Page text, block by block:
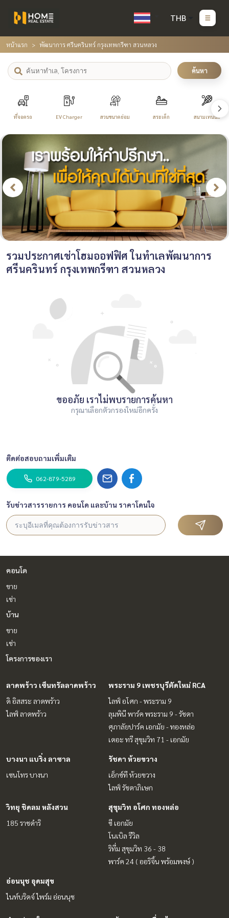
THB
หน้าแรก พัฒนาการ ศรีนครินทร์ กรุงเทพกรีฑา สวนหลวง
ค้นหา
ที่จอดรถ EV Charger สวนขนาดย่อม สระเด็ก สนามเทนนิส
รวมประกาศเช่าโฮมออฟฟิศ ในทำเลพัฒนาการ
ศรีนครินทร์ กรุงเทพกรีฑา สวนหลวง
ขออภัย เราไม่พบรายการค้นหา
กรุณาเลือกตัวกรองใหม่อีกครั้ง
ติดต่อสอบถามเพิ่มเติม
062-879-5289
รับข่าวสารรายการ คอนโด และบ้าน ราคาโดนใจ
คอนโด
ขาย
เช่า
บ้าน
ขาย
เช่า
โครงการของเรา
ลาดพร้าว เซ็นทรัลลาดพร้าว
ดิ อิสสระ ลาดพร้าว
ไลฟ์ ลาดพร้าว
พระราม 9 เพชรบุรีตัดใหม่ RCA
ไลฟ์ อโศก - พระราม 9
ลุมพินี พาร์ค พระราม 9 - รัชดา
ศุภาลัยปาร์ค เอกมัย - ทองหล่อ
เดอะ ทรี สุขุมวิท 71 - เอกมัย
บางนา แบริ่ง ลาซาล
เซนโทร บางนา
รัชดา ห้วยขวาง
เอ็กซ์ที ห้วยขวาง
ไลฟ์ รัชดาภิเษก
วิทยุ ชิดลม หลังสวน
185 ราชดำริ
สุขุมวิท อโศก ทองหล่อ
ซี เอกมัย
โนเบิล รีวิล
ริทึ่ม สุขุมวิท 36 - 38
พาร์ค 24 ( ออริจิ้น พร้อมพงษ์ )
อ่อนนุช อุดมสุข
ไนท์บริดจ์ ไพร์ม อ่อนนุช